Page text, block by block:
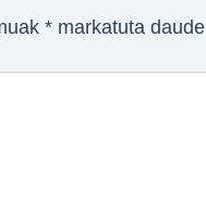
*markatuta daude